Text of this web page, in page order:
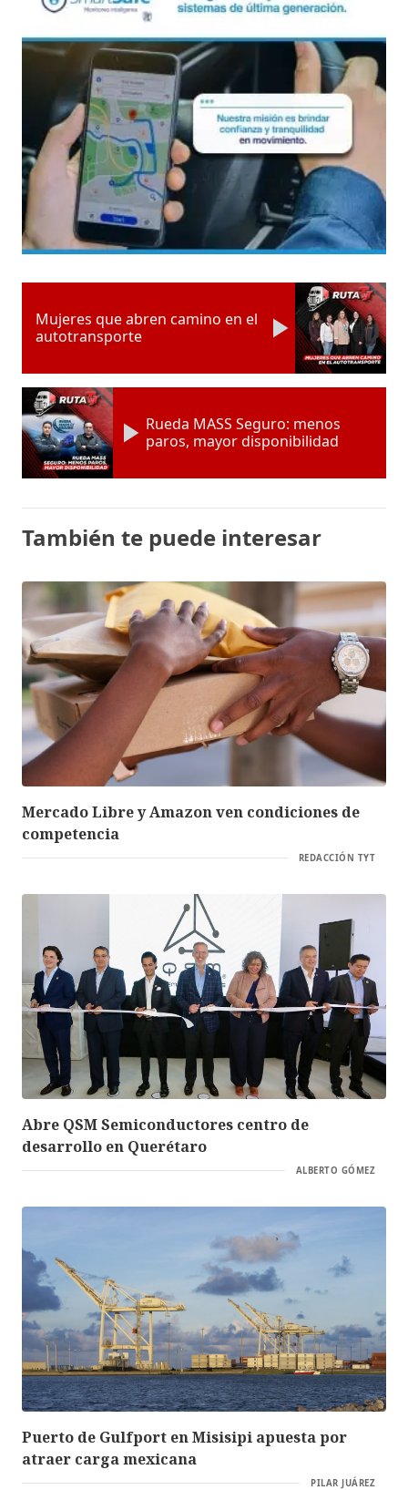
Mujeres que abren camino en el
autotransporte
Rueda MASS Seguro: menos
paros, mayor disponibilidad
También te puede interesar
Mercado Libre y Amazon ven condiciones de
competencia
REDACCIÓN TYT
Abre QSM Semiconductores centro de
desarrollo en Querétaro
ALBERTO GÓMEZ
Puerto de Gulfport en Misisipi apuesta por
atraer carga mexicana
PILAR JUÁREZ